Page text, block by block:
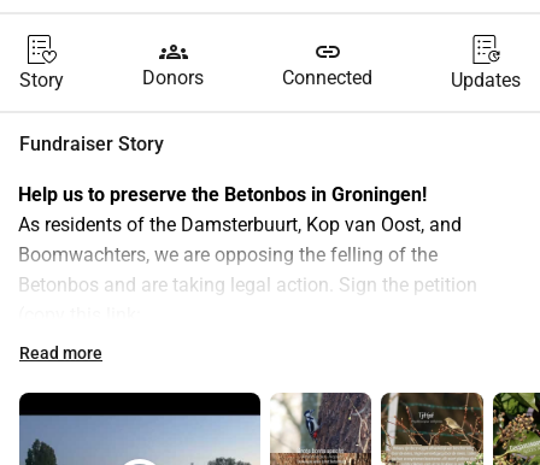
Story
groups
Donors
link
Connected Updates
Fundraiser Story
Help us to preserve the Betonbos in Groningen!
As residents of the Damsterbuurt, Kop van Oost, and
Boomwachters, we are opposing the felling of the
Betonbos and are taking legal action. Sign the petition
https://www.petities.com/doneer_voor_behoud_van_het_be
preserve this beautiful forest and transform it into a park!
Read more